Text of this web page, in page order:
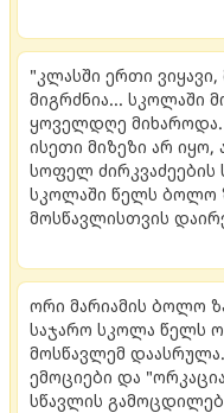
"კლასში ერთი ვიყავი,
მიგრძნია... სკოლაში
ყოველდღე მიხაროდა.
ისეთი მიზეზი არ
სოფელ ძირკვაძეების
სკოლაში წელს
მოსწავლისთვის
ორი მარიამის ბოლო
საჯარო სკოლა წელს
მოსწავლემ
ემოციები და
სწავლის